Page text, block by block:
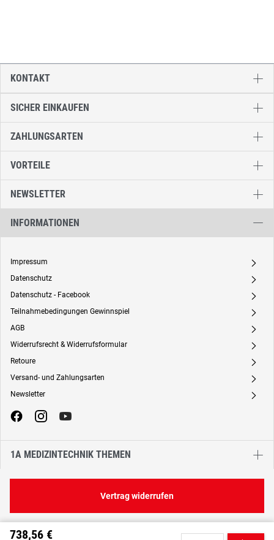
738,56 €
SICHER EINKAUFEN
ZAHLUNGSARTEN
VORTEILE
NEWSLETTER
INFORMATIONEN
Impressum A
Datenschutz A
Datenschutz - Facebook A
Teilnahmebedingungen Gewinnspiel A
AGB A
Widerrufsrecht & Widerrufsformular A
Retoure A
Versand- und Zahlungsarten A
Newsletter A
1A MEDIZINTECHNIK THEMEN
KONTAKT
Vertrag widerrufen